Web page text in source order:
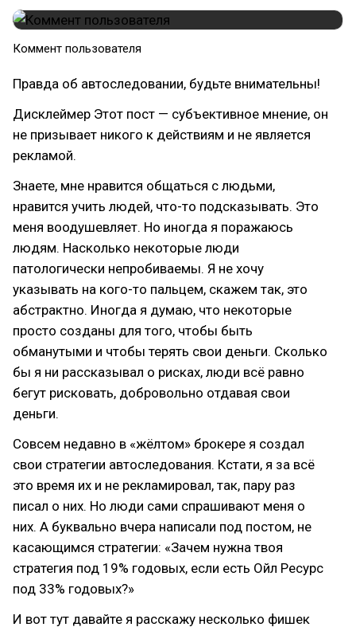
Коммент пользователя
Правда об автоследовании, будьте внимательны!
Дисклеймер Этот пост — субъективное мнение, он
не призывает никого к действиям и не является
рекламой.
Знаете, мне нравится общаться с людьми,
нравится учить людей, что-то подсказывать. Это
меня воодушевляет. Но иногда я поражаюсь
людям. Насколько некоторые люди
патологически непробиваемы. Я не хочу
указывать на кого-то пальцем, скажем так, это
абстрактно. Иногда я думаю, что некоторые
просто созданы для того, чтобы быть
обманутыми и чтобы терять свои деньги. Сколько
бы я ни рассказывал о рисках, люди всё равно
бегут рисковать, добровольно отдавая свои
деньги.
Совсем недавно в «жёлтом» брокере я создал
свои стратегии автоследования. Кстати, я за всё
это время их и не рекламировал, так, пару раз
писал о них. Но люди сами спрашивают меня о
них. А буквально вчера написали под постом, не
касающимся стратегии: «Зачем нужна твоя
стратегия под 19% годовых, если есть Ойл Ресурс
под 33% годовых?»
И вот тут давайте я расскажу несколько фишек